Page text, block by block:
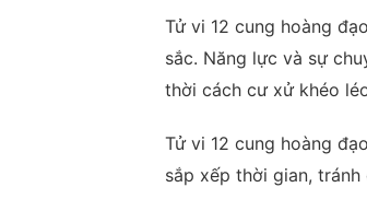
Tử vi 12 cung hoàng
sắc. Năng lực và sự
thời cách cư xử khéo
Tử vi 12 cung hoàng
sắp xếp thời gian,